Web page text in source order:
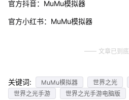
官方抖音：MuMu模拟器
官方小红书：MuMu模拟器
文章已到底
关键词: MuMu模拟器 世界之光
世界之光手游
世界之光手游电脑版